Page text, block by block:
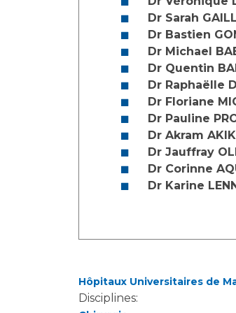
Laïcité et cultes
Les associations
Livret d'accueil
Salon des familles
Transports sanitaires
Vos droits, vos devoirs
Les structures de recherche
Dr Sarah
Dr Bastien
Dr Michael
Dr Quentin
Dr Raphaëlle
Dr Floriane
Dr Pauline
Dr Akram
Dr Jauffray
Dr Corinne
Dr Karine
Hôpitaux Universitaires de
Disciplines: